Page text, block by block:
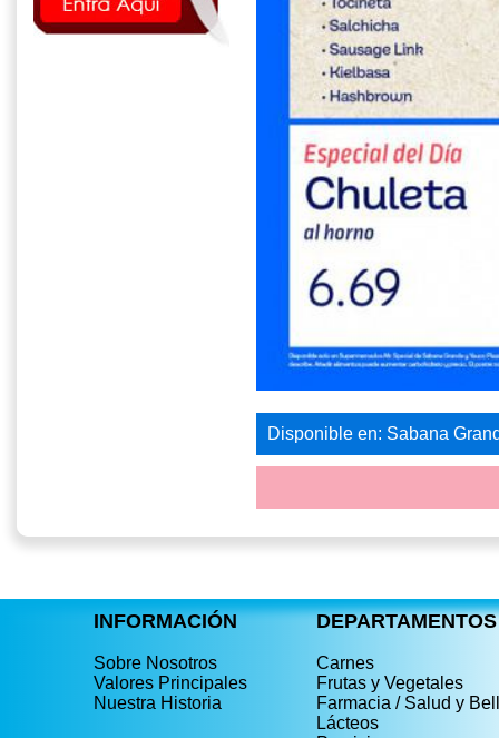
Disponible en: Sabana
INFORMACIÓN
Sobre Nosotros
Valores Principales
Nuestra Historia
DEPARTAMENTOS
Carnes
Frutas y Vegetales
Farmacia / Salud y
Lácteos